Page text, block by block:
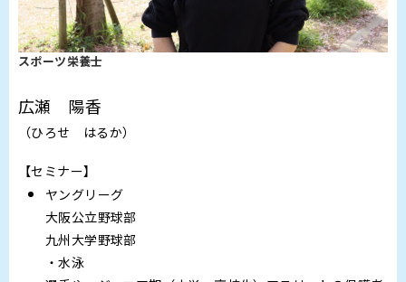
スポーツ栄養士
広瀬 陽香
（ひろせ はるか）
【セミナー】
ヤングリーグ
大阪公立野球部
九州大学野球部
・水泳